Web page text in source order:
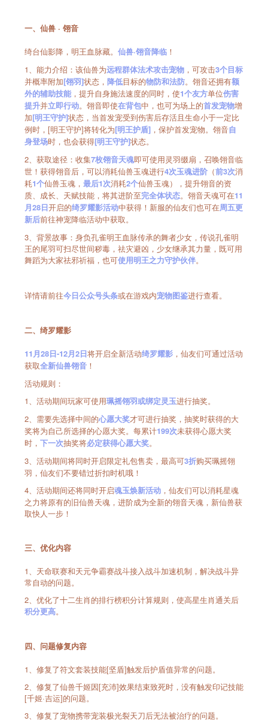
一、仙兽 · 翎音
绮台仙影降，明王血脉藏。 仙兽·翎音降临！
1、能力介绍：该仙兽为远程群体法术攻击宠物，可攻击3个目标
并概率附加[翎羽]状态， 降低目标的物防和法防。翎音还拥有额
外的辅助技能，提升自身施法速度的同时，使1个友方单位伤害
提升并立即行动。翎音即使在背包中，也可为场上的首发宠物增
加[明王守护]状态，当首发宠受到伤害后存活且生命小于一定比
例时，[明王守护]将转化为[明王护盾]，保护首发宠物。翎音自
身登场时，也会获得[明王守护]状态。
2、获取途径：收集7枚翎音天魂即可使用灵羽缀扇，召唤翎音临
世！获得翎音后，可以消耗仙兽玉魂进行4次玉魂进阶（前3次消
耗1个仙兽玉魂， 最后1次消耗2个仙兽玉魂），提升翎音的资
质、成长、天赋技能，将其进阶至完全体状态。翎音天魂可在11
月28日开启的绮罗耀影活动中获得！新服的仙友们也可在周五更
新后前往神宠降临活动中获取。
3、背景故事：身负孔雀明王血脉传承的舞者少女，传说孔雀明
王的尾羽可扫尽世间秽毒，祛灾避凶，少女继承其力量，既可用
舞蹈为大家祛邪祈福，也可使用明王之力守护伙伴。
详情请前往今日公众号头条或在游戏内宠物图鉴进行查看。
二、绮罗耀影
11月28日-12月2日将开启全新活动绮罗耀影，仙友们可通过活动
获取全新仙兽翎音！
活动规则：
1、活动期间玩家可使用珮摇翎羽或绑定灵玉进行抽奖。
2、需要先选择中间的心愿大奖才可进行抽奖，抽奖时获得的大
奖将为自己所选择的心愿大奖。每累计199次未获得心愿大奖
时， 下一次抽奖将必定获得心愿大奖。
3、活动期间将同时开启限定礼包售卖，最高可3折购买珮摇翎
羽，仙友们不要错过折扣时机哦！
4、活动期间还将同时开启魂玉焕新活动，仙友们可以消耗星魂
之力将原有的旧仙兽天魂，进阶成为全新的翎音天魂，新仙兽获
取快人一步！
三、优化内容
1、天命联赛和天元争霸赛战斗接入战斗加速机制，解决战斗异
常自动的问题。
2、优化了十二生肖的排行榜积分计算规则，使高星生肖通关后
积分更高。
四、问题修复内容
1、修复了符文套装技能[坚盾]触发后护盾值异常的问题。
2、修复了仙兽千姬因[充沛]效果结束致死时，没有触发印记技能
[千姬·吉运]的问题。
3、修复了宠物携带宠装极光裂天刀后无法被治疗的问题。